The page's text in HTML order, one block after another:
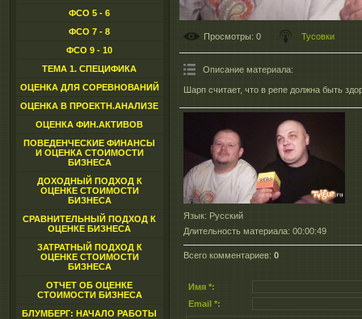
ФСО 5 - 6
ФСО 7 - 8
ФСО 9 - 10
ТЕМА 1. СПЕЦИФИКА
ОЦЕНКА ДЛЯ СОРЕВНОВАНИЙ
ОЦЕНКА В ПРОЕКТН.АНАЛИЗЕ
ОЦЕНКА ФИН.АКТИВОВ
ПОВЕДЕНЧЕСКИЕ ФИНАНСЫ
И ОЦЕНКА СТОИМОСТИ
БИЗНЕСА
ДОХОДНЫЙ ПОДХОД К
ОЦЕНКЕ СТОИМОСТИ
БИЗНЕСА
СРАВНИТЕЛЬНЫЙ ПОДХОД К
ОЦЕНКЕ БИЗНЕСА
ЗАТРАТНЫЙ ПОДХОД К
ОЦЕНКЕ СТОИМОСТИ
БИЗНЕСА
ОТЧЕТ ОБ ОЦЕНКЕ
СТОИМОСТИ БИЗНЕСА
БЛУМБЕРГ: НАЧАЛО РАБОТЫ
Просмотры: 0 Тусовки
Описание материала:
Шарп считает, что в репе должна быть
Язык: Русский
Длительность материала: 00:00:49
Всего комментариев: 0
Имя *:
Email *: